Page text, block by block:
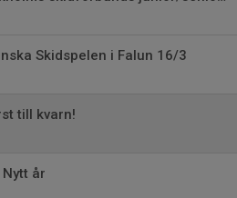
Skidspelen i Falun 16/3
till kvarn!
år